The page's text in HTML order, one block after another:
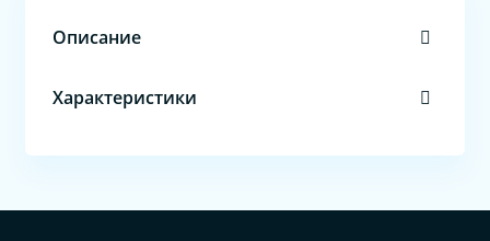
Описание
Характеристики